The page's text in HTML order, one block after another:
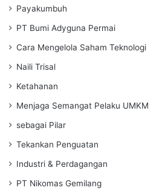
Payakumbuh
PT Bumi Adyguna Permai
Cara Mengelola Saham Teknologi
Naili Trisal
Ketahanan
Menjaga Semangat Pelaku UMKM
sebagai Pilar
Tekankan Penguatan
Industri & Perdagangan
PT Nikomas Gemilang